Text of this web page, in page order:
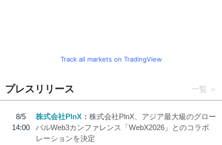
Track all markets on TradingView
プレスリリース 一覧
8/5
14:00
株式会社PlnX
株式会社PlnX、アジア最大級のグロー
バルWeb3カンファレンス「WebX2026」とのコラボ
レーションを決定